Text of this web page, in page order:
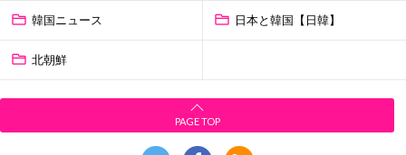
韓国ニュース 日本と韓国【日韓】
北朝鮮
PAGE TOP